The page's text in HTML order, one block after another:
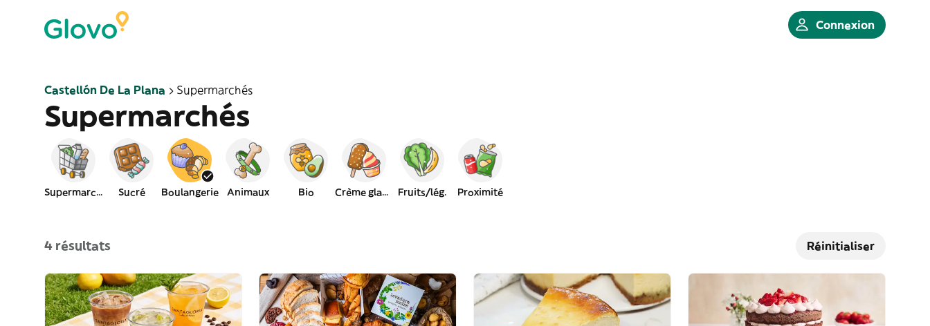
Connexion
Castellón De La Plana Supermarchés
Supermarchés
Supermarché Sucré Boulangerie Animaux Bio Crème glacée Fruits/lég. Proximité
4 résultats Réinitialiser